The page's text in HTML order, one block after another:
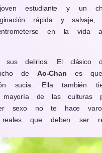
estudiante y un
rápida y
en la vida
sus delirios. El clásico
de Ao-Chan es
sucia. Ella también
de las culturas
sexo no te hace
que deben ser